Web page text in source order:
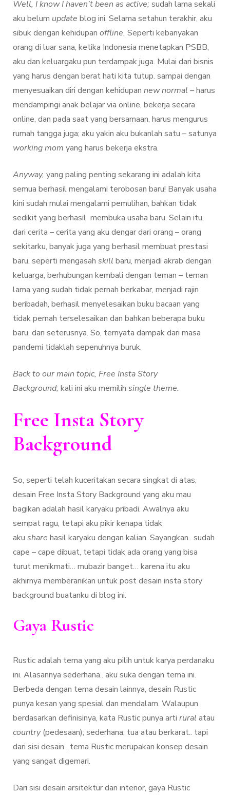
Well, I know I haven’t been as active; sudah lama sekali
aku belum update blog ini. Selama setahun terakhir, aku
sibuk dengan kehidupan offline. Seperti kebanyakan
orang di luar sana, ketika Indonesia menetapkan PSBB,
aku dan keluargaku pun terdampak juga. Mulai dari bisnis
yang harus dengan berat hati kita tutup. sampai dengan
menyesuaikan diri dengan kehidupan new normal –harus
mendampingi anak belajar via online, bekerja secara
online, dan pada saat yang bersamaan, harus mengurus
rumah tangga juga; aku yakin aku bukanlah satu – satunya
working mom yang harus bekerja ekstra.
Anyway, yang paling penting sekarang ini adalah kita
semua berhasil mengalami terobosan baru! Banyak usaha
kini sudah mulai mengalami pemulihan, bahkan tidak
sedikit yang berhasil membuka usaha baru. Selain itu,
dari cerita – cerita yang aku dengar dari orang – orang
sekitarku, banyak juga yang berhasil membuat prestasi
baru, seperti mengasah skill baru, menjadi akrab dengan
keluarga, berhubungan kembali dengan teman – teman
lama yang sudah tidak pernah berkabar, menjadi rajin
beribadah, berhasil menyelesaikan buku bacaan yang
tidak pernah terselesaikan dan bahkan beberapa buku
baru, dan seterusnya. So, ternyata dampak dari masa
pandemi tidaklah sepenuhnya buruk.
Back to our main topic, Free Insta Story
Background; kali ini aku memilih single theme.
Free Insta Story
Background
So, seperti telah kuceritakan secara singkat di atas,
desain Free Insta Story Background yang aku mau
bagikan adalah hasil karyaku pribadi. Awalnya aku
sempat ragu, tetapi aku pikir kenapa tidak
aku share hasil karyaku dengan kalian. Sayangkan.. sudah
cape – cape dibuat, tetapi tidak ada orang yang bisa
turut menikmati… mubazir banget… karena itu aku
akhirnya memberanikan untuk post desain insta story
background buatanku di blog ini.
Gaya Rustic
Rustic adalah tema yang aku pilih untuk karya perdanaku
ini. Alasannya sederhana.. aku suka dengan tema ini.
Berbeda dengan tema desain lainnya, desain Rustic
punya kesan yang spesial dan mendalam. Walaupun
berdasarkan definisinya, kata Rustic punya arti rural atau
country(pedesaan); sederhana; tua atau berkarat.. tapi
dari sisi desain , tema Rustic merupakan konsep desain
yang sangat digemari.
Dari sisi desain arsitektur dan interior, gaya Rustic